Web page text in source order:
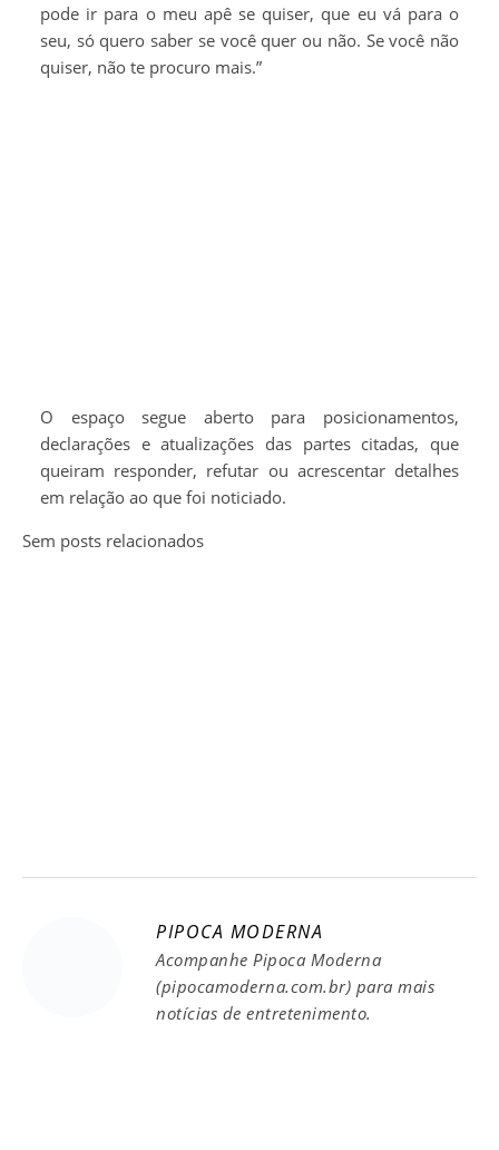
pode ir para o meu apê se quiser, que eu vá para o
seu, só quero saber se você quer ou não. Se você não
quiser, não te procuro mais.”
O espaço segue aberto para posicionamentos,
declarações e atualizações das partes citadas, que
queiram responder, refutar ou acrescentar detalhes
em relação ao que foi noticiado.
Sem posts relacionados
PIPOCA MODERNA
Acompanhe Pipoca Moderna
(pipocamoderna.com.br) para mais
notícias de entretenimento.